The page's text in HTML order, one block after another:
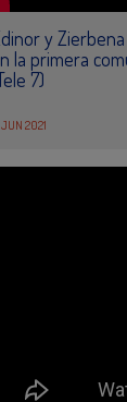
y
la primera
7)
JUN 2021